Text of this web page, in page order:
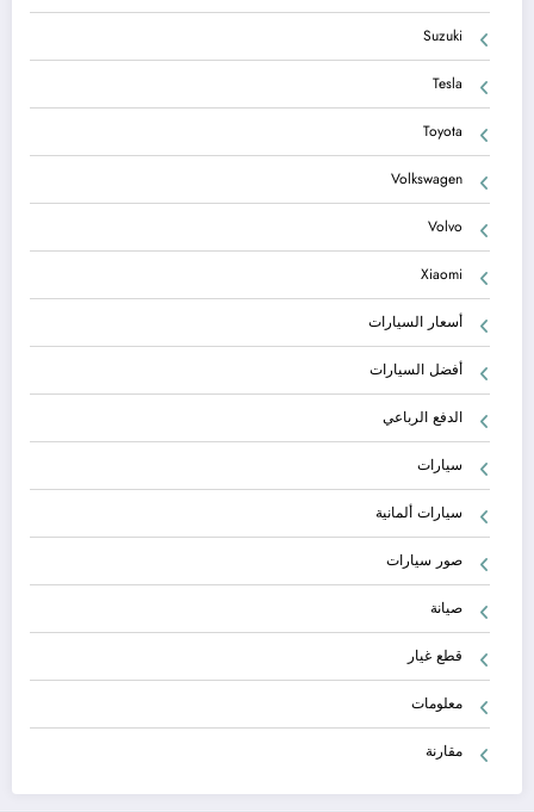
Suzuki
Tesla
Toyota
Volkswagen
Volvo
Xiaomi
أسعار السيارات
أفضل السيارات
الدفع الرباعي
سيارات
سيارات ألمانية
صور سيارات
صيانة
قطع غيار
معلومات
مقارنة